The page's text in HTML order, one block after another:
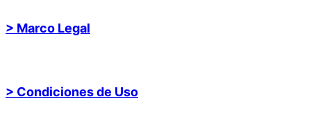
> Marco Legal
> Condiciones de Uso